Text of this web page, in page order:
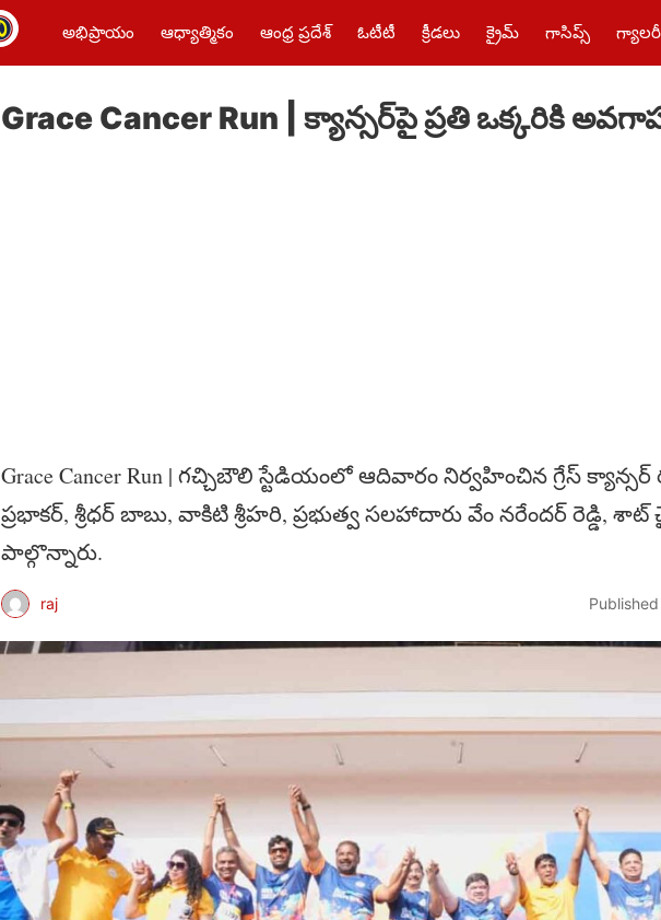
అభిప్రాయం ఆధ్యాత్మికం ఆంధ్ర ప్రదేశ్ ఓటీటీ క్రీడలు క్రైమ్‌ గాసిప్స్ గ్యాలరీ
Grace Cancer Run | క్యాన్సర్‌పై ప్రతి ఒక్కరికి
Grace Cancer Run | గచ్చిబౌలి స్టేడియంలో ఆదివారం నిర్వహించిన గ్రేస్
ప్రభాకర్, శ్రీధర్ బాబు, వాకిటి శ్రీహరి, ప్రభుత్వ సలహాదారు వేం నరేందర్ రెడ్డి, శాట్
పాల్గొన్నారు.
raj